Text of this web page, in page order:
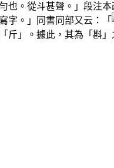
勻也。從斗甚聲。」段注
。」同書同部又云：「
斤」。據此，其為「斟」